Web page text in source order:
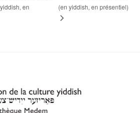
en
(en yiddish, en présentiel)